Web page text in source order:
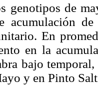
genotipos de
acumulación
En
en la
bajo
y en Pinto